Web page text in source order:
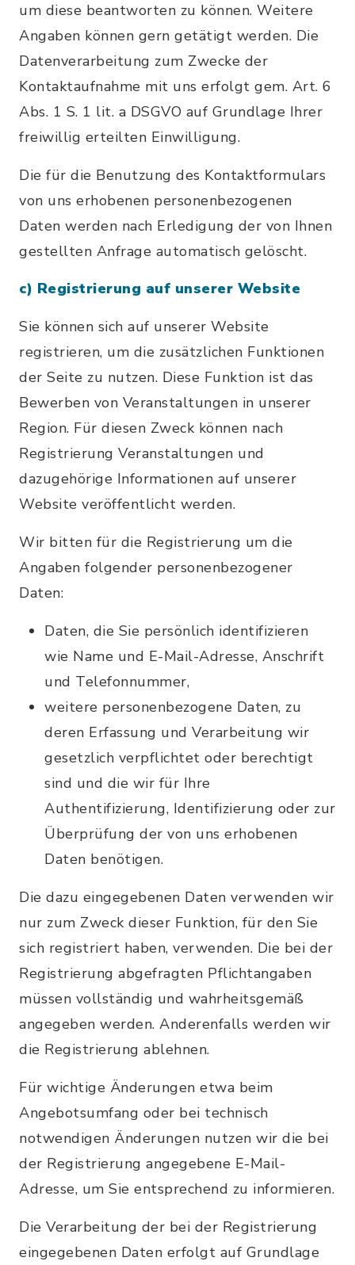
um diese beantworten zu können. Weitere
Angaben können gern getätigt werden. Die
Datenverarbeitung zum Zwecke der
Kontaktaufnahme mit uns erfolgt gem. Art. 6
Abs. 1 S. 1 lit. a DSGVO auf Grundlage Ihrer
freiwillig erteilten Einwilligung.
Die für die Benutzung des Kontaktformulars
von uns erhobenen personenbezogenen
Daten werden nach Erledigung der von Ihnen
gestellten Anfrage automatisch gelöscht.
c) Registrierung auf unserer Website
Sie können sich auf unserer Website
registrieren, um die zusätzlichen Funktionen
der Seite zu nutzen. Diese Funktion ist das
Bewerben von Veranstaltungen in unserer
Region. Für diesen Zweck können nach
Registrierung Veranstaltungen und
dazugehörige Informationen auf unserer
Website veröffentlicht werden.
Wir bitten für die Registrierung um die
Angaben folgender personenbezogener
Daten:
Daten, die Sie persönlich identifizieren
wie Name und E-Mail-Adresse, Anschrift
und Telefonnummer,
weitere personenbezogene Daten, zu
deren Erfassung und Verarbeitung wir
gesetzlich verpflichtet oder berechtigt
sind und die wir für Ihre
Authentifizierung, Identifizierung oder zur
Überprüfung der von uns erhobenen
Daten benötigen.
Die dazu eingegebenen Daten verwenden wir
nur zum Zweck dieser Funktion, für den Sie
sich registriert haben, verwenden. Die bei der
Registrierung abgefragten Pflichtangaben
müssen vollständig und wahrheitsgemäß
angegeben werden. Anderenfalls werden wir
die Registrierung ablehnen.
Für wichtige Änderungen etwa beim
Angebotsumfang oder bei technisch
notwendigen Änderungen nutzen wir die bei
der Registrierung angegebene E-Mail-
Adresse, um Sie entsprechend zu informieren.
Die Verarbeitung der bei der Registrierung
eingegebenen Daten erfolgt auf Grundlage